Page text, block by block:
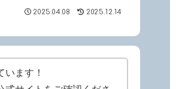
2025.04.08 2025.12.14
ます！